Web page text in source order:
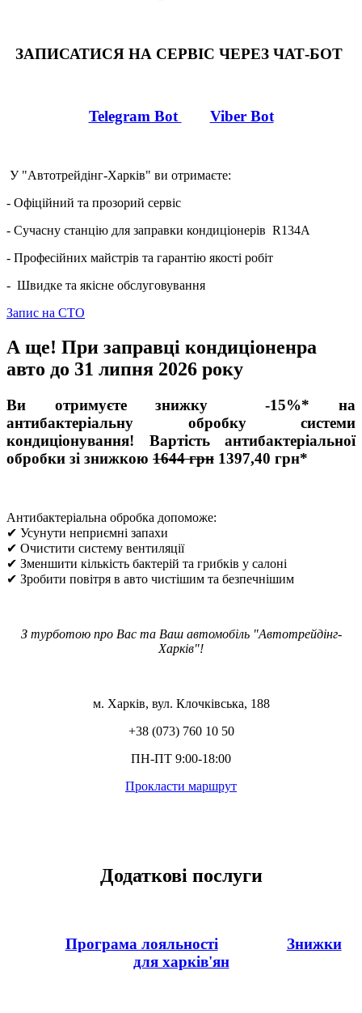
ЗАПИСАТИСЯ НА СЕРВІС ЧЕРЕЗ ЧАТ-БОТ
Telegram Bot Viber Bot
У "Автотрейдінг-Харків" ви отримаєте:
- Офіційний та прозорий сервіс
- Сучасну станцію для заправки кондиціонерів R134A
- Професійних майстрів та гарантію якості робіт
- Швидке та якісне обслуговування
Запис на СТО
А ще! При заправці кондиціоненра
авто до 31 липня 2026 року
Ви отримуєте знижку -15%* на
антибактеріальну обробку системи
кондиціонування! Вартість антибактеріальної
обробки зі знижкою 1644 грн 1397,40 грн*
Антибактеріальна обробка допоможе:
✔ Усунути неприємні запахи
✔ Очистити систему вентиляції
✔ Зменшити кількість бактерій та грибків у салоні
✔ Зробити повітря в авто чистішим та безпечнішим
З турботою про Вас та Ваш автомобіль "Автотрейдінг-
Харків"!
м. Харків, вул. Клочківська, 188
+38 (073) 760 10 50
ПН-ПТ 9:00-18:00
Прокласти маршрут
Додаткові послуги
Програма лояльності
Знижки
для харків'ян